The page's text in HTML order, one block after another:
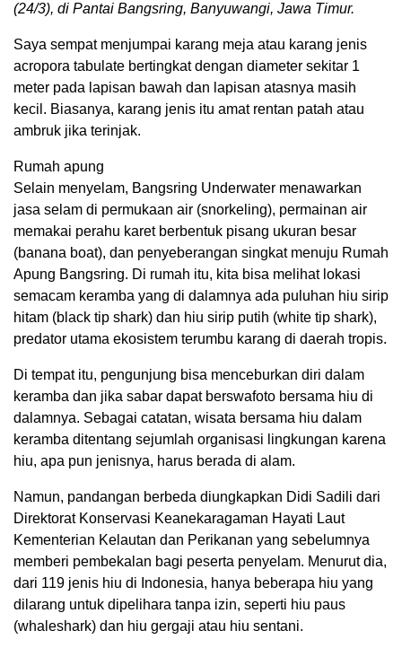
(24/3), di Pantai Bangsring, Banyuwangi, Jawa Timur.
Saya sempat menjumpai karang meja atau karang jenis
acropora tabulate bertingkat dengan diameter sekitar 1
meter pada lapisan bawah dan lapisan atasnya masih
kecil. Biasanya, karang jenis itu amat rentan patah atau
ambruk jika terinjak.
Rumah apung
Selain menyelam, Bangsring Underwater menawarkan
jasa selam di permukaan air (snorkeling), permainan air
memakai perahu karet berbentuk pisang ukuran besar
(banana boat), dan penyeberangan singkat menuju Rumah
Apung Bangsring. Di rumah itu, kita bisa melihat lokasi
semacam keramba yang di dalamnya ada puluhan hiu sirip
hitam (black tip shark) dan hiu sirip putih (white tip shark),
predator utama ekosistem terumbu karang di daerah tropis.
Di tempat itu, pengunjung bisa menceburkan diri dalam
keramba dan jika sabar dapat berswafoto bersama hiu di
dalamnya. Sebagai catatan, wisata bersama hiu dalam
keramba ditentang sejumlah organisasi lingkungan karena
hiu, apa pun jenisnya, harus berada di alam.
Namun, pandangan berbeda diungkapkan Didi Sadili dari
Direktorat Konservasi Keanekaragaman Hayati Laut
Kementerian Kelautan dan Perikanan yang sebelumnya
memberi pembekalan bagi peserta penyelam. Menurut dia,
dari 119 jenis hiu di Indonesia, hanya beberapa hiu yang
dilarang untuk dipelihara tanpa izin, seperti hiu paus
(whaleshark) dan hiu gergaji atau hiu sentani.